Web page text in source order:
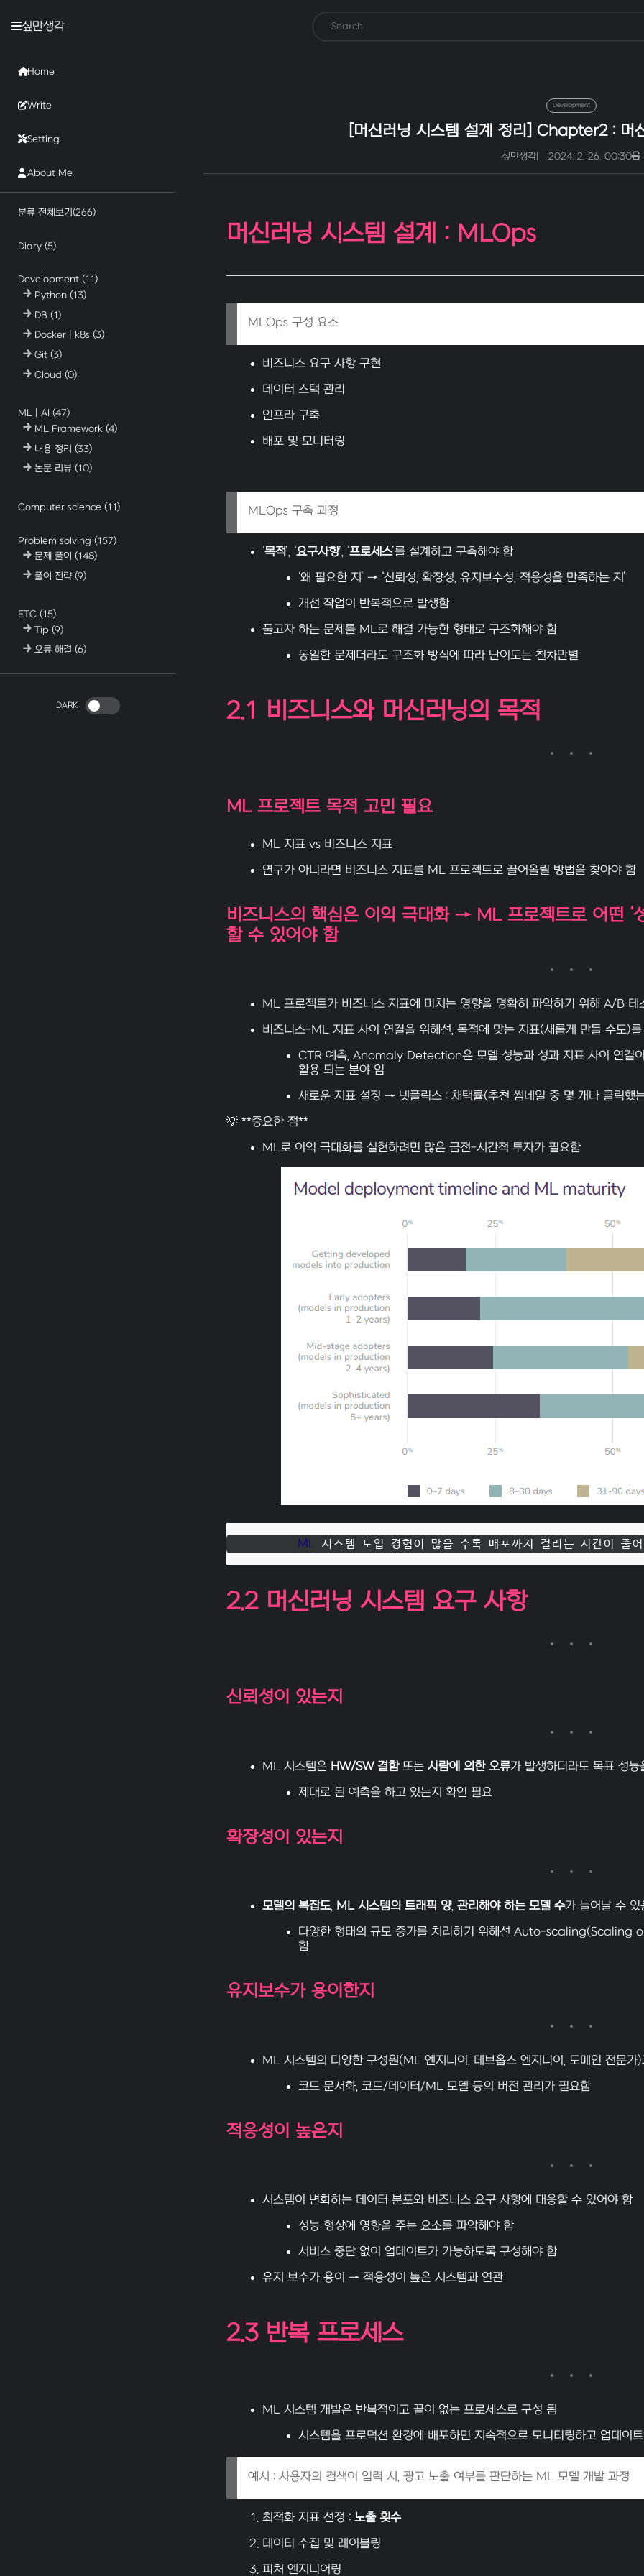
싶만생각
Home
Write
Setting
About Me
분류 전체보기(266)
Diary (5)
Development (11)
Python(13)
DB(1)
Docker | k8s(3)
Git(3)
Cloud(0)
ML | AI (47)
ML Framework(4)
내용 정리(33)
논문 리뷰(10)
Computer science (11)
Problem solving (157)
문제 풀이(148)
풀이 전략(9)
ETC (15)
Tip(9)
오류 해결(6)
DARK
Development
[머신러닝 시스템 설계 정리] Chapter2 : 머
싶만생각 2024. 2. 26. 00:30
머신러닝 시스템 설계 : MLOps
MLOps 구성 요소
비즈니스 요구 사항 구현
데이터 스택 관리
인프라 구축
배포 및 모니터링
MLOps 구축 과정
‘목적’, ‘요구사항’, ‘프로세스’를 설계하고 구축해야 함
‘왜 필요한 지’ → ‘신뢰성, 확장성, 유지보수성, 적응성을 만족하는 지’
개선 작업이 반복적으로 발생함
풀고자 하는 문제를 ML로 해결 가능한 형태로 구조화해야 함
동일한 문제더라도 구조화 방식에 따라 난이도는 천차만별
2.1 비즈니스와 머신러닝의 목적
ML 프로젝트 목적 고민 필요
ML 지표 vs 비즈니스 지표
연구가 아니라면 비즈니스 지표를 ML 프로젝트로 끌어올릴 방법을 찾아야 함
비즈니스의 핵심은 이익 극대화 → ML 프로젝트로 어떤 ‘
할 수 있어야 함
ML 프로젝트가 비즈니스 지표에 미치는 영향을 명확히 파악하기 위해 A/B 테
비즈니스-ML 지표 사이 연결을 위해선, 목적에 맞는 지표(새롭게 만들 수도)
CTR 예측, Anomaly Detection은 모델 성능과 성과 지표 사이 연결
활용 되는 분야 임
새로운 지표 설정 → 넷플릭스 : 채택률(추천 썸네일 중 몇 개나 클릭했
💡 **중요한 점**
ML로 이익 극대화를 실현하려면 많은 금전-시간적 투자가 필요함
ML 시스템 도입 경험이 많을 수록 배포까지 걸리는 시간이 줄
2.2 머신러닝 시스템 요구 사항
신뢰성이 있는지
ML 시스템은 HW/SW 결함또는 사람에 의한 오류가 발생하더라도 목표 성능
제대로 된 예측을 하고 있는지 확인 필요
확장성이 있는지
모델의 복잡도, ML 시스템의 트래픽 양, 관리해야 하는 모델 수가 늘어날 수 있
다양한 형태의 규모 증가를 처리하기 위해선 Auto-scaling(Scaling
함
유지보수가 용이한지
ML 시스템의 다양한 구성원(ML 엔지니어, 데브옵스 엔지니어, 도메인 전문가
코드 문서화, 코드/데이터/ML 모델 등의 버전 관리가 필요함
적응성이 높은지
시스템이 변화하는 데이터 분포와 비즈니스 요구 사항에 대응할 수 있어야 함
성능 형상에 영향을 주는 요소를 파악해야 함
서비스 중단 없이 업데이트가 가능하도록 구성해야 함
유지 보수가 용이 → 적응성이 높은 시스템과 연관
2.3 반복 프로세스
ML 시스템 개발은 반복적이고 끝이 없는 프로세스로 구성 됨
시스템을 프로덕션 환경에 배포하면 지속적으로 모니터링하고 업데이
예시 : 사용자의 검색어 입력 시, 광고 노출 여부를 판단하는 ML 모델 개발 과정
최적화 지표 선정 : 노출 횟수
데이터 수집 및 레이블링
피처 엔지니어링